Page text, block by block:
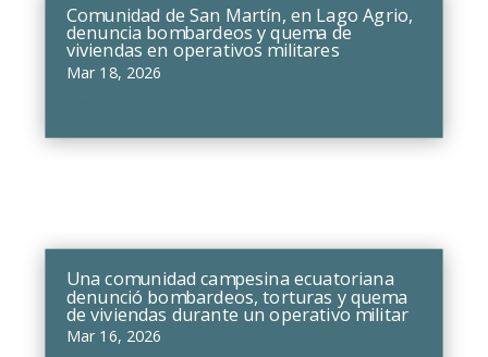
Comunidad de San Martín, en Lago Agrio,
denuncia bombardeos y quema de
viviendas en operativos militares
Mar 18, 2026
Una comunidad campesina ecuatoriana
denunció bombardeos, torturas y quema
de viviendas durante un operativo militar
Mar 16, 2026